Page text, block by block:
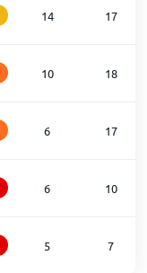
14 17
10 18
6 17
6 10
5 7